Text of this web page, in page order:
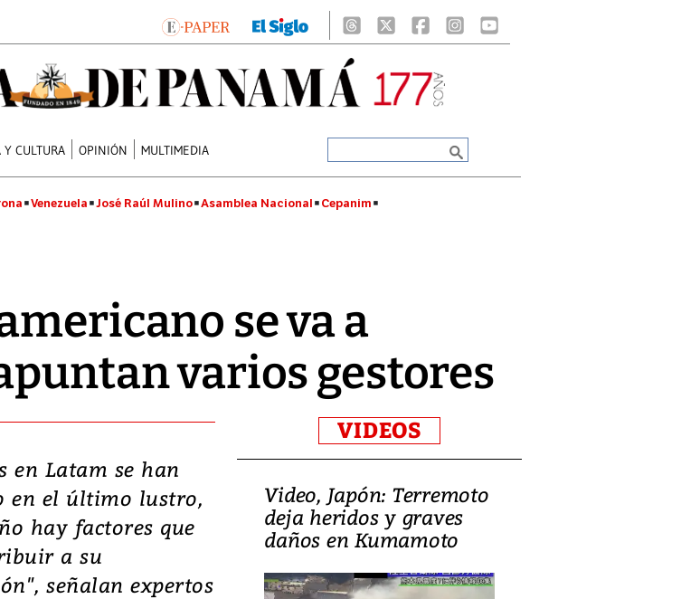
Y CULTURA OPINIÓN MULTIMEDIA
Venezuela José Raúl Mulino Asamblea Nacional Cepanim
se va a
varios gestores
en Latam se han
en el último lustro,
hay factores que
a su
señalan expertos
VIDEOS
Carbonell,
de la Lotería:
a ser más
tengan fe
Video, Japón: Terremoto
deja heridos y graves
daños en Kumamoto